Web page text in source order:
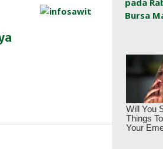
Bursa